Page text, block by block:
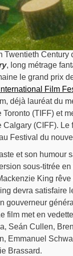
Twentieth Century
, long métrage
le grand prix
Film
déjà lauréat du
(TIFF) et
(CIFF).
Festival du
et son humour
sous-titrée en
King
devra satisfaire
gouverneur
film met en
Seán Cullen,
Emmanuel
Brassard.